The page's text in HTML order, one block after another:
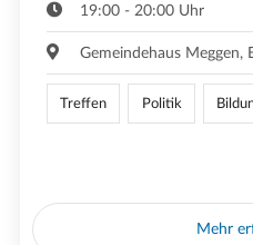
19:00 - 20:00 Uhr
Gemeindehaus Meggen,
Treffen Politik
Mehr